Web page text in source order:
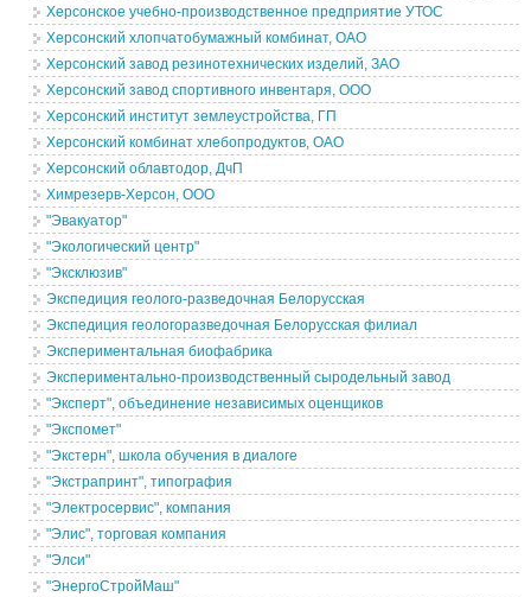
Херсонское учебно-производственное предприятие УТОС
Херсонский хлопчатобумажный комбинат, ОАО
Херсонский завод резинотехнических изделий, ЗАО
Херсонский завод спортивного инвентаря, ООО
Херсонский институт землеустройства, ГП
Херсонский комбинат хлебопродуктов, ОАО
Херсонский облавтодор, ДчП
Химрезерв-Херсон, ООО
"Эвакуатор"
"Экологический центр"
"Эксклюзив"
Экспедиция геолого-разведочная Белорусская
Экспедиция геологоразведочная Белорусская филиал
Экспериментальная биофабрика
Экспериментально-производственный сыродельный завод
"Эксперт", объединение независимых оценщиков
"Экспомет"
"Экстерн", школа обучения в диалоге
"Экстрапринт", типография
"Электросервис", компания
"Элис", торговая компания
"Элси"
"ЭнергоСтройМаш"